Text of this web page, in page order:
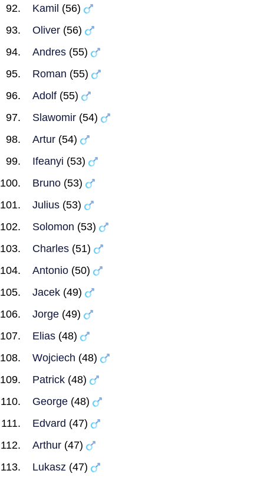
Kamil (56)
Oliver (56)
Andres (55)
Roman (55)
Adolf (55)
Slawomir (54)
Artur (54)
Ifeanyi (53)
Bruno (53)
Julius (53)
Solomon (53)
Charles (51)
Antonio (50)
Jacek (49)
Jorge (49)
Elias (48)
Wojciech (48)
Patrick (48)
George (48)
Edvard (47)
Arthur (47)
Lukasz (47)